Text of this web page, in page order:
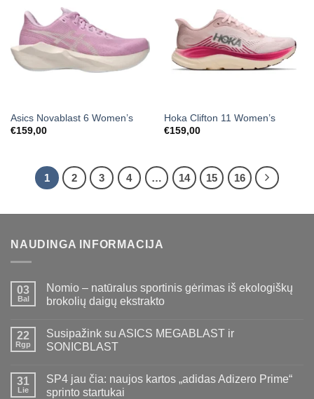
Asics Novablast 6 Women’s
€159,00
Hoka Clifton 11 Women’s
€159,00
1 2 3 4 … 14 15 16
NAUDINGA INFORMACIJA
03
Bal
Nomio – natūralus sportinis gėrimas iš ekologiškų
brokolių daigų ekstrakto
22
Rgp
Susipažink su ASICS MEGABLAST ir
SONICBLAST
31
Lie
SP4 jau čia: naujos kartos „adidas Adizero Prime“
sprinto startukai